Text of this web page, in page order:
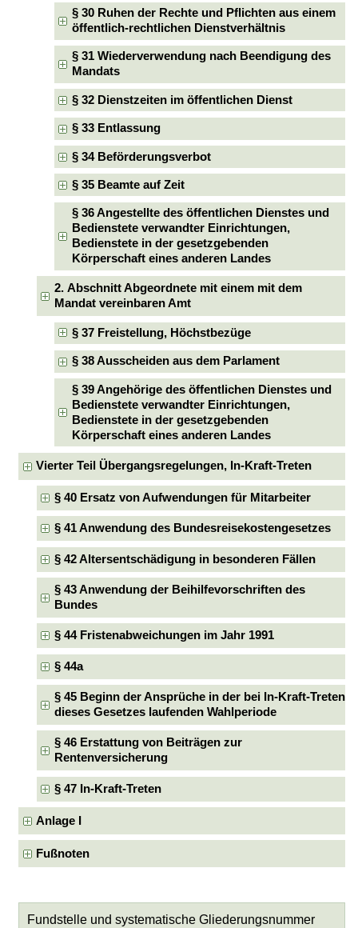
§ 30 Ruhen der Rechte und Pflichten aus einem
öffentlich-rechtlichen Dienstverhältnis
§ 31 Wiederverwendung nach Beendigung des
Mandats
§ 32 Dienstzeiten im öffentlichen Dienst
§ 33 Entlassung
§ 34 Beförderungsverbot
§ 35 Beamte auf Zeit
§ 36 Angestellte des öffentlichen Dienstes und
Bedienstete verwandter Einrichtungen,
Bedienstete in der gesetzgebenden
Körperschaft eines anderen Landes
2. Abschnitt Abgeordnete mit einem mit dem
Mandat vereinbaren Amt
§ 37 Freistellung, Höchstbezüge
§ 38 Ausscheiden aus dem Parlament
§ 39 Angehörige des öffentlichen Dienstes und
Bedienstete verwandter Einrichtungen,
Bedienstete in der gesetzgebenden
Körperschaft eines anderen Landes
Vierter Teil Übergangsregelungen, In-Kraft-Treten
§ 40 Ersatz von Aufwendungen für Mitarbeiter
§ 41 Anwendung des Bundesreisekostengesetzes
§ 42 Altersentschädigung in besonderen Fällen
§ 43 Anwendung der Beihilfevorschriften des
Bundes
§ 44 Fristenabweichungen im Jahr 1991
§ 44a
§ 45 Beginn der Ansprüche in der bei In-Kraft-Treten
dieses Gesetzes laufenden Wahlperiode
§ 46 Erstattung von Beiträgen zur
Rentenversicherung
§ 47 In-Kraft-Treten
Anlage I
Fußnoten
Fundstelle und systematische Gliederungsnummer